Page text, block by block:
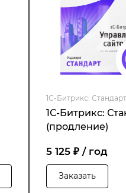
1С-Битрикс: Стандарт
1С-Битрикс:
(продление)
5 125 ₽ / год
Заказать